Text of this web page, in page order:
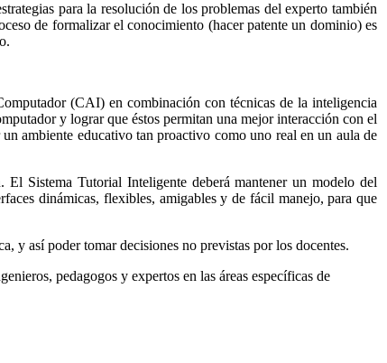
para la resolución de los problemas del experto también
de formalizar el conocimiento (hacer patente un dominio) es
(CAI) en combinación con técnicas de la inteligencia
y lograr que éstos permitan una mejor interacción con el
ambiente educativo tan proactivo como uno real en un aula de
Sistema Tutorial Inteligente deberá mantener un modelo del
dinámicas, flexibles, amigables y de fácil manejo, para que
y así poder tomar decisiones no previstas por los docentes.
pedagogos y expertos en las áreas específicas de